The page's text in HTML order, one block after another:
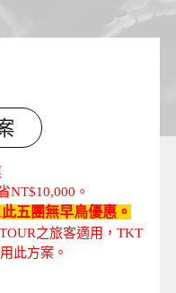
NT$10,000。
五團無早鳥優惠。
之旅客適用，TKT
此方案。